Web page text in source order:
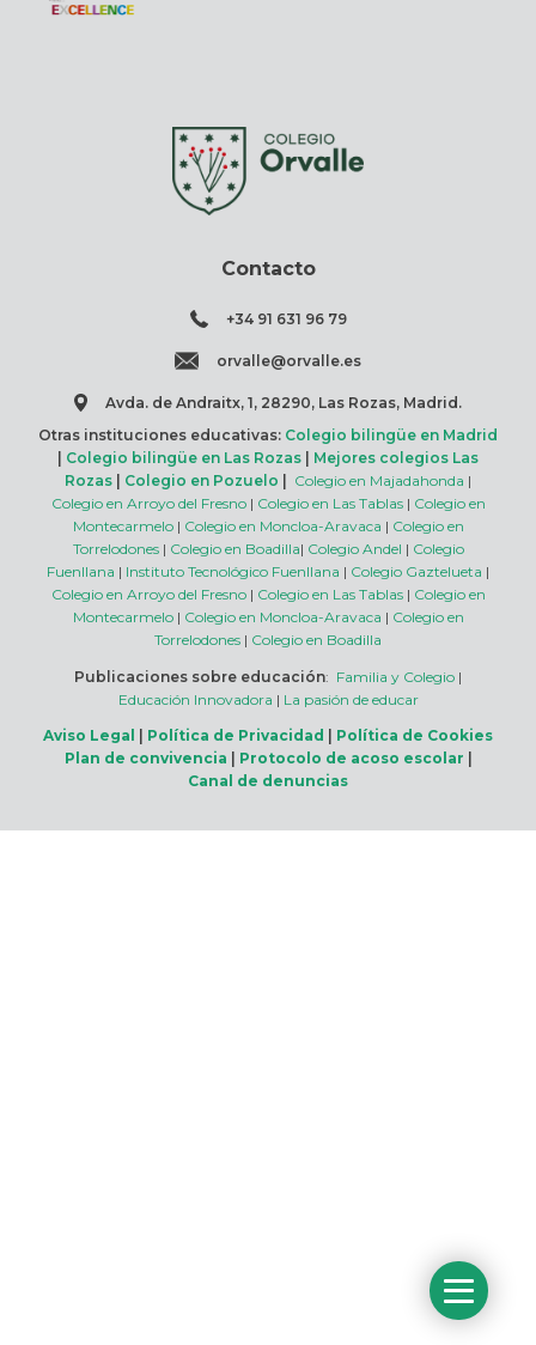
Contacto
+34 91 631 96 79
orvalle@orvalle.es
Avda. de Andraitx, 1, 28290, Las Rozas, Madrid.
Otras instituciones educativas: Colegio bilingüe en Madrid
Colegio bilingüe en Las Rozas
Mejores colegios Las
Rozas
Colegio en Pozuelo Colegio en Majadahonda |
Colegio en Arroyo del Fresno| Colegio en Las Tablas| Colegio en
Montecarmelo| Colegio en Moncloa-Aravaca | Colegio en
Torrelodones| Colegio en Boadilla| Colegio Andel | Colegio
Fuenllana | Instituto Tecnológico Fuenllana | Colegio Gaztelueta |
Colegio en Arroyo del Fresno| Colegio en Las Tablas| Colegio en
Montecarmelo| Colegio en Moncloa-Aravaca | Colegio en
Torrelodones | Colegio en Boadilla
Publicaciones sobre educación: Familia y Colegio |
Educación Innovadora | La pasión de educar
Aviso Legal
Política de Privacidad
Política de Cookies
Plan de convivencia
Protocolo de acoso escolar
Canal de denuncias